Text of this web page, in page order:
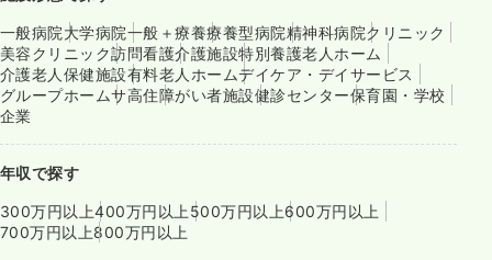
一般病院大学病院一般＋療養療養型病院精神科病院クリニック
美容クリニック訪問看護介護施設特別養護老人ホーム
介護老人保健施設有料老人ホームデイケア・デイサービス
グループホームサ高住障がい者施設健診センター保育園・学校
企業
年収で探す
300万円以上400万円以上 500万円以上600万円以上
700万円以上800万円以上